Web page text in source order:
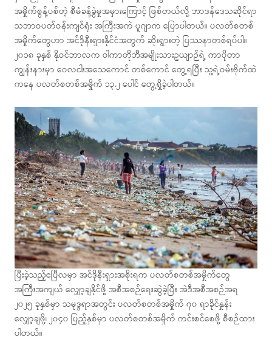
အမှိုက်စွန့်ပစ်တဲ့ စီမံခန့်ခွဲမှုအမှားကြောင့် ဖြစ်တယ်လို့ ဘာဒန်ဒေသဆိုင်ရာ
သဘာဝပတ်ဝန်းကျင်ရုံး အကြီးအကဲ ပူဂျာက ပြောပါတယ်။ ပလတ်စတစ်
အမှိုက်တွေဟာ အင်ဒိုနီးရှားနိုင်ငံအတွက် ဆိုးရွားတဲ့ ပြဿနာတစ်ရပ်ပါ။
၂၀၁၈ ခုနှစ် နိုဝင်ဘာလက ဝါကာတိုဘီအမျိုးသားဥယျာဉ်ရဲ့ ကာပိုတာ
ကျွန်းနားမှာ ဝေလငါးအသေကောင် တစ်ကောင် တွေ့ရပြီး သူ့ရဲ့ဝမ်းဗိုက်ထဲ
ကနေ ပလတ်စတစ်အမှိုက် ၁၃.၂ ပေါင် တွေ့ရှိခဲ့ပါတယ်။
ပြီးခဲ့သည့်ဧပြီလမှာ အင်ဒိုနီးရှားအစိုးရက ပလတ်စတစ်အမှိုက်တွေ
အကြီးအကျယ် လျှော့ချနိုင်ဖို့ အစီအစဉ်ရေးဆွဲခဲ့ပြီး အဲဒီအစီအစဉ်အရ
၂၀၂၅ ခုနှစ်မှာ သမုဒ္ဒရာအတွင်း ပလတ်စတစ်အမှိုက် ၇၀ ရာခိုင်နှုန်း
လျှော့ချဖို့၊ ၂၀၄၀ ပြည့်နှစ်မှာ ပလတ်စတစ်အမှိုက် ကင်းစင်စေဖို့ စီစဉ်ထား
ပါတယ်။